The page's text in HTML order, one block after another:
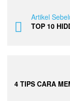
Artikel
TOP 10
4 TIPS CARA